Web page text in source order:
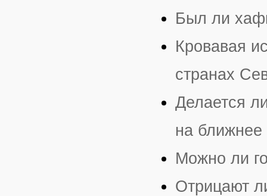
Был ли
Кровавая
странах
Делается
на ближнее
Можно ли
Отрицают